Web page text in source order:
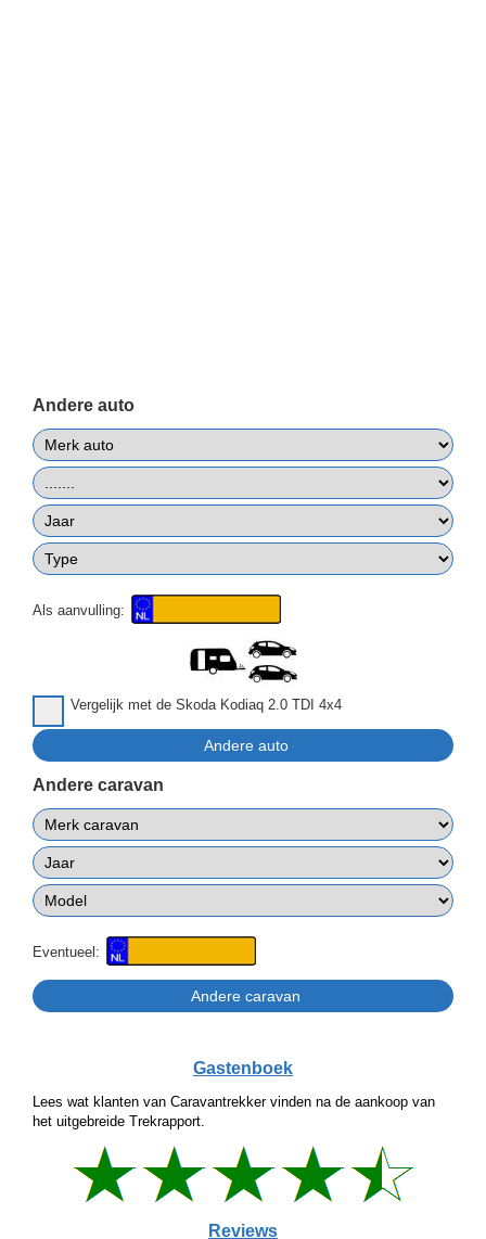
Andere auto
Als aanvulling:
Vergelijk met de Skoda Kodiaq 2.0 TDI 4x4
Andere caravan
Eventueel:
Gastenboek
Lees wat klanten van Caravantrekker vinden na de aankoop van
het uitgebreide Trekrapport.
Reviews